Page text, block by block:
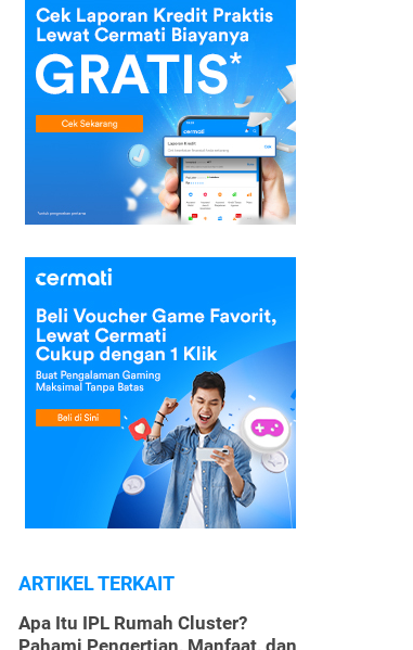
ARTIKEL TERKAIT
Apa Itu IPL Rumah Cluster?
Pahami Pengertian, Manfaat, dan